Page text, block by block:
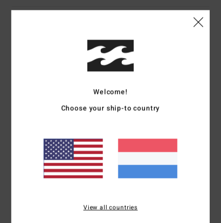
Reviews van klanten
5.0
gebaseerd op1 geverifieerde beoordelingen
0% van onze klanten bevelen dit product aan
Welcome!
Choose your ship-to country
View all countries